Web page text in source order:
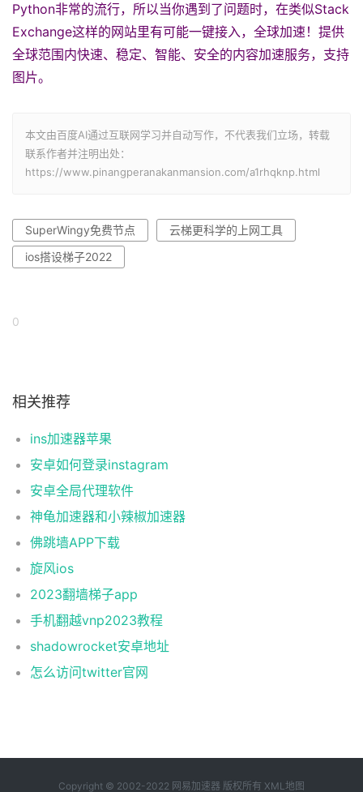
Python非常的流行，所以当你遇到了问题时，在类似Stack
Exchange这样的网站里有可能一键接入，全球加速！提供
全球范围内快速、稳定、智能、安全的内容加速服务，支持
图片。
本文由百度AI通过互联网学习并自动写作，不代表我们立场，转载
联系作者并注明出处：
https://www.pinangperanakanmansion.com/a1rhqknp.html
SuperWingy免费节点
云梯更科学的上网工具
ios搭设梯子2022
0
相关推荐
ins加速器苹果
安卓如何登录instagram
安卓全局代理软件
神龟加速器和小辣椒加速器
佛跳墙APP下载
旋风ios
2023翻墙梯子app
手机翻越vnp2023教程
shadowrocket安卓地址
怎么访问twitter官网
Copyright © 2002-2022 网易加速器 版权所有 XML地图